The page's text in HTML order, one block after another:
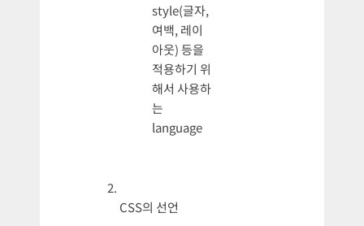
style(글자,
여백, 레이
아웃) 등을
적용하기 위
해서 사용하
는
language
CSS의 선언